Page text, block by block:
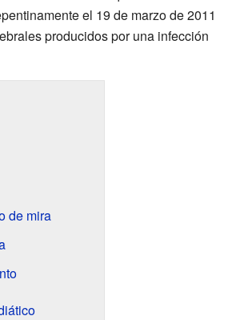
el 19 de marzo de 2011
producidos por una infección
de mira